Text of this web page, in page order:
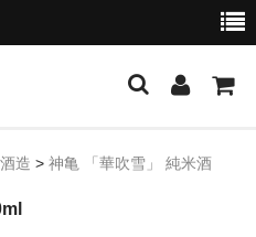
造 > 神亀 「華吹雪」 純米酒